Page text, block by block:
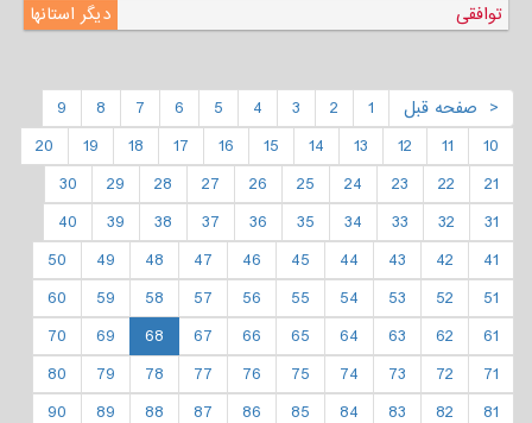
دیگر استانها توافقی
< صفحه قبل 1
2
3
4
5
6
7
8
9
10
11
12
13
14
15
16
17
18
19
20
21
22
23
24
25
26
27
28
29
30
31
32
33
34
35
36
37
38
39
40
41
42
43
44
45
46
47
48
49
50
51
52
53
54
55
56
57
58
59
60
61
62
63
64
65
66
67
68
69
70
71
72
73
74
75
76
77
78
79
80
81
82
83
84
85
86
87
88
89
90